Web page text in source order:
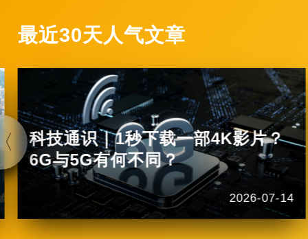
最近30天人气文章
科技通识｜1秒下载一部4K影片？
6G与5G有何不同？
2026-07-14